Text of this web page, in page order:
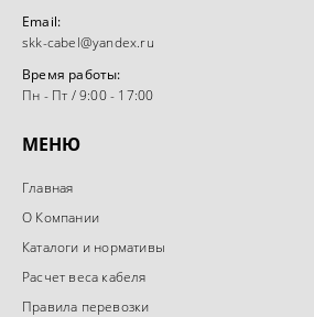
Email:
skk-cabel@yandex.ru
Время работы:
Пн - Пт / 9:00 - 17:00
МЕНЮ
Главная
О Компании
Каталоги и нормативы
Расчет веса кабеля
Правила перевозки